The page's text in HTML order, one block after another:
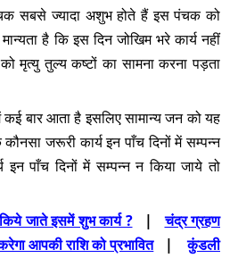
सबसे ज्यादा अशुभ होते हैं इस पंचक को
है कि इस दिन जोखिम भरे कार्य नहीं
मृत्यु तुल्य कष्टों का सामना करना पड़ता
कई बार आता है इसलिए सामान्य जन को यह
जरूरी कार्य इन पाँच दिनों में सम्पन्न
इन पाँच दिनों में सम्पन्न न किया जाये तो
जाते इसमें शुभ कार्य ?|चंद्र ग्रहण
आपकी राशि को प्रभावित|कुंडली